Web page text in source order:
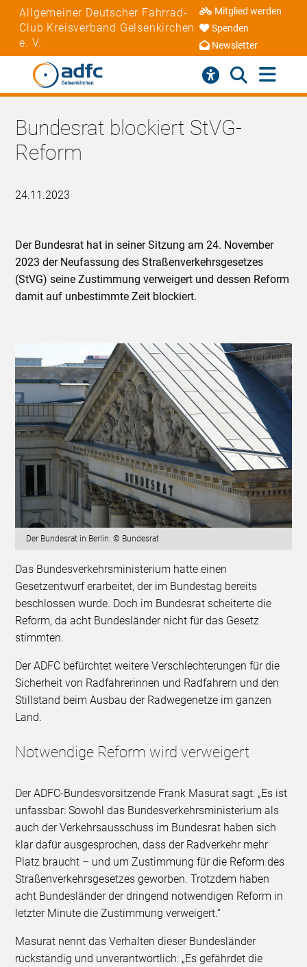
Allgemeiner Deutscher Fahrrad-
Club Kreisverband Gelsenkirchen
e. V.
Mitglied werden
Spenden
Newsletter
Bundesrat blockiert StVG-
Reform
24.11.2023
Der Bundesrat hat in seiner Sitzung am 24. November
2023 der Neufassung des Straßenverkehrsgesetzes
(StVG) seine Zustimmung verweigert und dessen Reform
damit auf unbestimmte Zeit blockiert.
Der Bundesrat in Berlin. © Bundesrat
Das Bundesverkehrsministerium hatte einen
Gesetzentwurf erarbeitet, der im Bundestag bereits
beschlossen wurde. Doch im Bundesrat scheiterte die
Reform, da acht Bundesländer nicht für das Gesetz
stimmten.
Der ADFC befürchtet weitere Verschlechterungen für die
Sicherheit von Radfahrerinnen und Radfahrern und den
Stillstand beim Ausbau der Radwegenetze im ganzen
Land.
Notwendige Reform wird verweigert
Der ADFC-Bundesvorsitzende Frank Masurat sagt: „Es ist
unfassbar: Sowohl das Bundesverkehrsministerium als
auch der Verkehrsausschuss im Bundesrat haben sich
klar dafür ausgesprochen, dass der Radverkehr mehr
Platz braucht – und um Zustimmung für die Reform des
Straßenverkehrsgesetzes geworben. Trotzdem haben
acht Bundesländer der dringend notwendigen Reform in
letzter Minute die Zustimmung verweigert.“
Masurat nennt das Verhalten dieser Bundesländer
rückständig und unverantwortlich: „Es gefährdet die